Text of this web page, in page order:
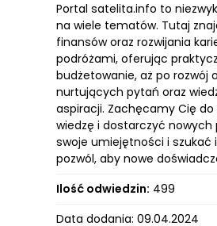
Portal satelita.info to
na wiele tematów. Tutaj
finansów oraz rozwijania
podróżami, oferując
budżetowanie, aż po rozwój
nurtujących pytań oraz
aspiracji. Zachęcamy Cię
wiedzę i dostarczyć nowych
swoje umiejętności i szukać
pozwól, aby nowe
Ilość odwiedzin: 499
Data dodania: 09.04.2024